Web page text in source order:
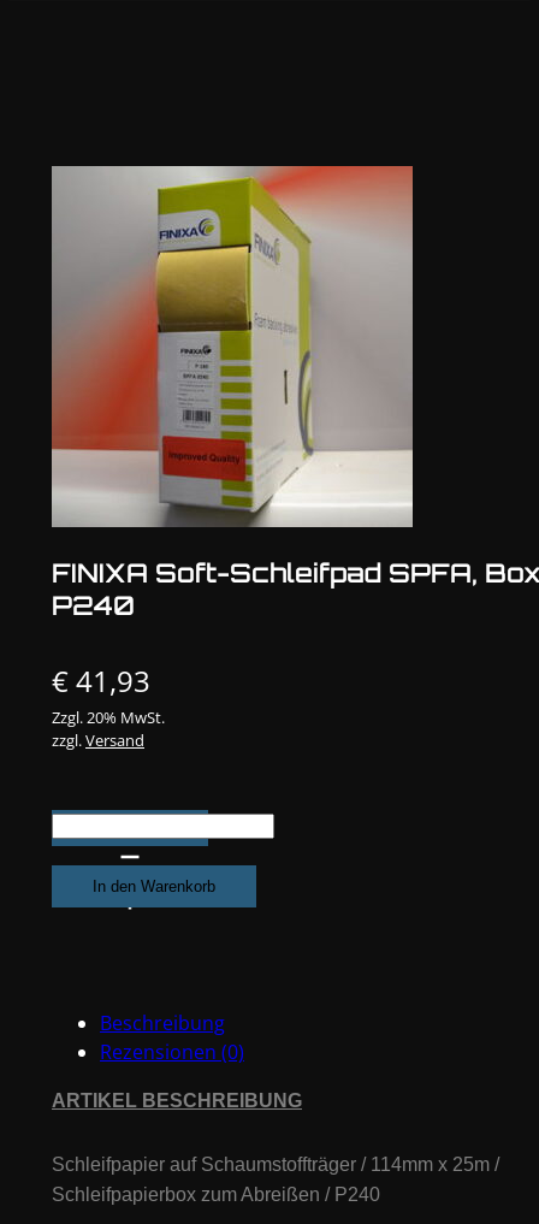
FINIXA Soft-Schleifpad SPFA,
P240
€41,93
Zzgl. 20% MwSt.
zzgl.Versand
FINIXA
Soft-
Schleifpad
SPFA,
In den Warenkorb
Beschreibung
Rezensionen (0)
ARTIKEL BESCHREIBUNG
Schleifpapier auf Schaumstoffträger / 114mm x 25m /
Schleifpapierbox zum Abreißen / P240